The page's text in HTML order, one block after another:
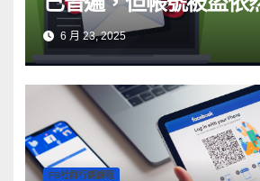
6 月 23, 2025
FB社群行銷課程